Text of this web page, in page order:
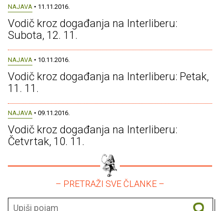
NAJAVA • 11.11.2016.
Vodič kroz događanja na Interliberu:
Subota, 12. 11.
NAJAVA • 10.11.2016.
Vodič kroz događanja na Interliberu: Petak,
11. 11.
NAJAVA • 09.11.2016.
Vodič kroz događanja na Interliberu:
Četvrtak, 10. 11.
– PRETRAŽI SVE ČLANKE –